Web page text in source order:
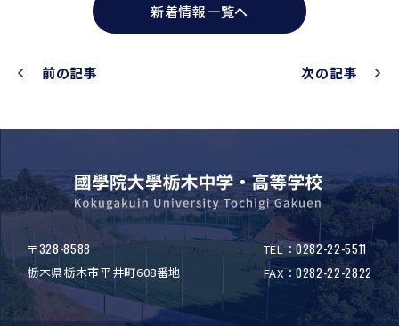
新着情報一覧へ
前の記事 次の記事
〒328-8588
栃木県栃木市平井町608番地
TEL：0282-22-5511
FAX：0282-22-2822